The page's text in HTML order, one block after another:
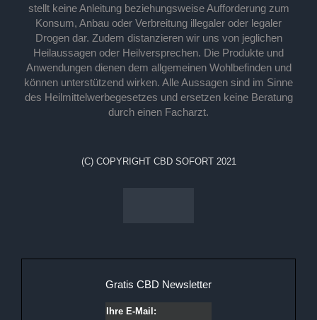
stellt keine Anleitung beziehungsweise Aufforderung zum
Konsum, Anbau oder Verbreitung illegaler oder legaler
Drogen dar. Zudem distanzieren wir uns von jeglichen
Heilaussagen oder Heilversprechen. Die Produkte und
Anwendungen dienen dem allgemeinen Wohlbefinden und
können unterstützend wirken. Alle Aussagen sind im Sinne
des Heilmittelwerbegesetzes und ersetzen keine Beratung
durch einen Facharzt.
(C) COPYRIGHT CBD SOFORT 2021
Gratis CBD Newsletter
Ihre E-Mail: